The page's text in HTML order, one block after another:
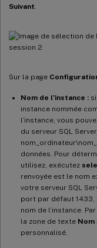
Suivant
Sur la page
Nom de l’instance :
instance nommée
l’instance, vous
du serveur SQL
données. Pour
utilisez, exécutez
renvoyée est le nom
votre serveur SQL
port par défaut 1433,
nom de l’instance.
la zone de texte Nom
personnalisé.